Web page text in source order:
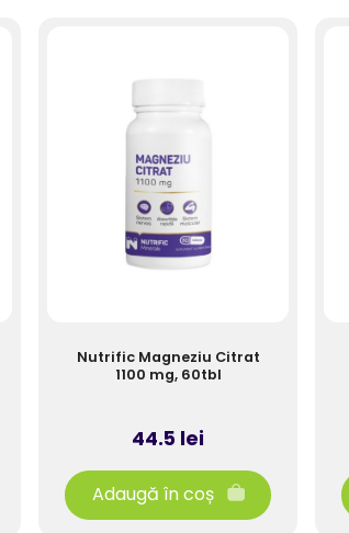
Nutrific Magneziu Citrat
1100 mg, 60tbl
44.5 lei
Adaugă în coș